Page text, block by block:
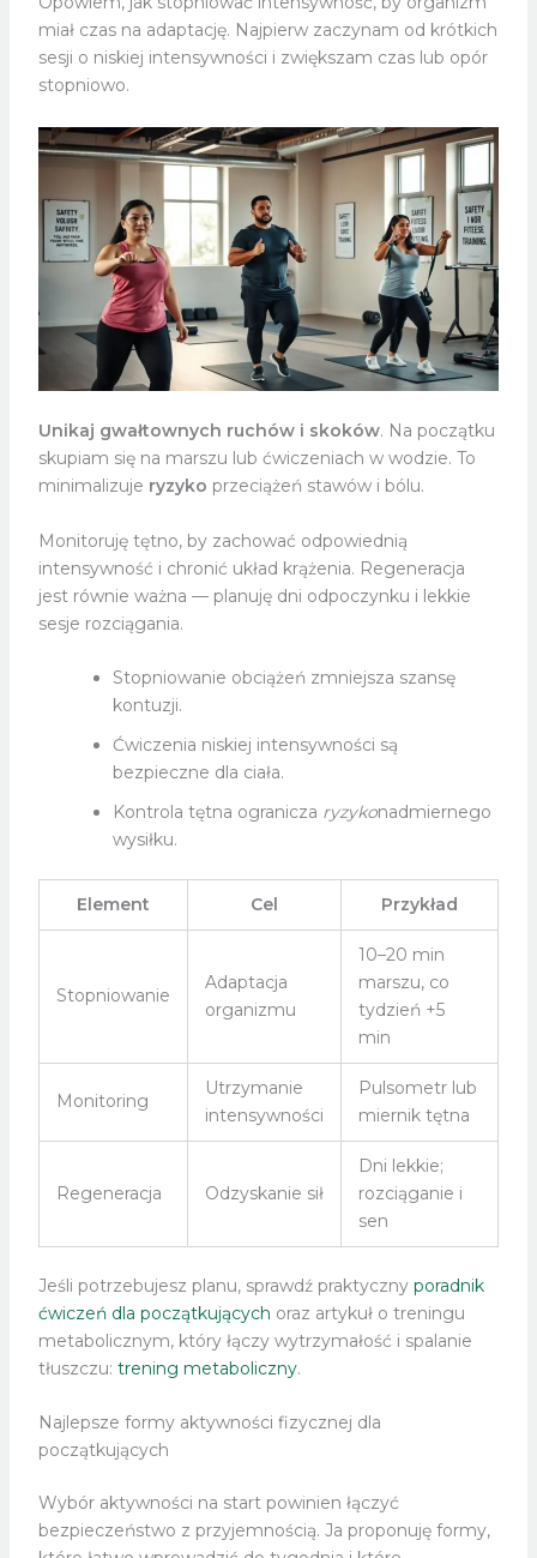
miał czas na adaptację. Najpierw zaczynam od krótkich
sesji o niskiej intensywności i zwiększam czas lub opór
stopniowo.
Unikaj gwałtownych ruchów i skoków. Na początku
skupiam się na marszu lub ćwiczeniach w wodzie. To
minimalizuje ryzyko przeciążeń stawów i bólu.
Monitoruję tętno, by zachować odpowiednią
intensywność i chronić układ krążenia. Regeneracja
jest równie ważna — planuję dni odpoczynku i lekkie
sesje rozciągania.
Stopniowanie obciążeń zmniejsza szansę
kontuzji.
Ćwiczenia niskiej intensywności są
bezpieczne dla ciała.
Kontrola tętna ogranicza ryzykonadmiernego
wysiłku.
Element Cel Przykład
Stopniowanie
Adaptacja
organizmu
10–20 min
marszu, co
tydzień +5
min
Monitoring
Utrzymanie
intensywności
Pulsometr lub
miernik tętna
Regeneracja Odzyskanie sił
Dni lekkie;
rozciąganie i
sen
Jeśli potrzebujesz planu, sprawdź praktyczny poradnik
ćwiczeń dla początkujących oraz artykuł o treningu
metabolicznym, który łączy wytrzymałość i spalanie
tłuszczu: trening metaboliczny.
Najlepsze formy aktywności fizycznej dla
początkujących
Wybór aktywności na start powinien łączyć
bezpieczeństwo z przyjemnością. Ja proponuję formy,